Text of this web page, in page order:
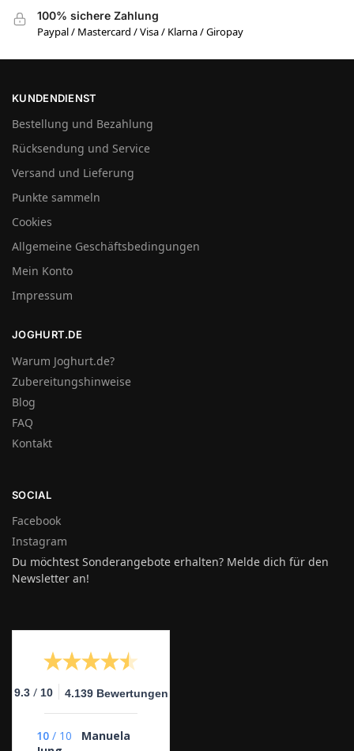
100% sichere Zahlung
Paypal / Mastercard / Visa / Klarna / Giropay
KUNDENDIENST
Bestellung und Bezahlung
Rücksendung und Service
Versand und Lieferung
Punkte sammeln
Cookies
Allgemeine Geschäftsbedingungen
Mein Konto
Impressum
JOGHURT.DE
Warum Joghurt.de?
Zubereitungshinweise
Blog
FAQ
Kontakt
SOCIAL
Facebook
Instagram
Du möchtest Sonderangebote erhalten? Melde dich für den
Newsletter an!
9.3 / 10 4.139 Bewertungen
10 / 10
Manuela